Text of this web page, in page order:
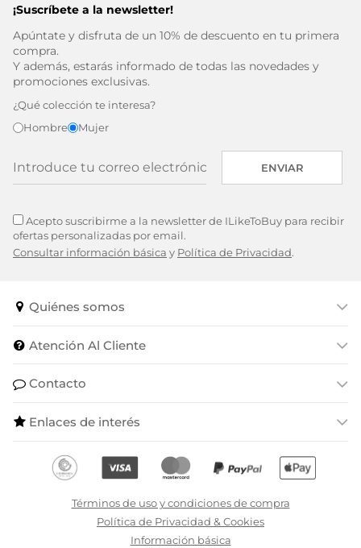
¡Suscríbete a la newsletter!
Apúntate y disfruta de un 10% de descuento en tu primera
compra.
Y además, estarás informado de todas las novedades y
promociones exclusivas.
¿Qué colección te interesa?
Hombre
Mujer
ENVIAR
Acepto suscribirme a la newsletter de ILikeToBuy para recibir
ofertas personalizadas por email.
Consultar información básica y Política de Privacidad.
Quiénes somos
Atención Al Cliente
Contacto
Enlaces de interés
Términos de uso y condiciones de compra
Política de Privacidad & Cookies
Información básica